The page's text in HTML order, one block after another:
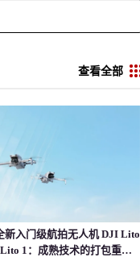
查看全部
新入门级航拍无人机 DJI Lito
1：成熟技术的打包重